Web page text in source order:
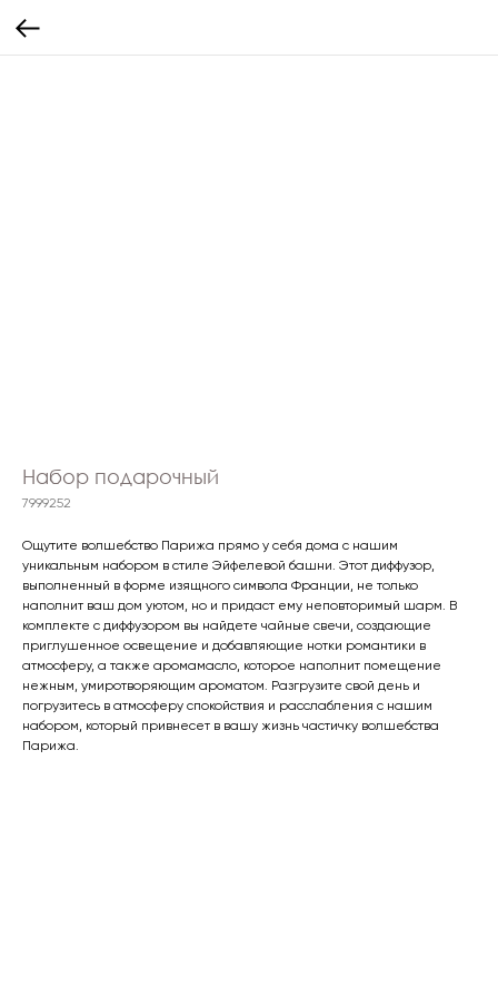
Набор подарочный
7999252
Ощутите волшебство Парижа прямо у себя дома с нашим
уникальным набором в стиле Эйфелевой башни. Этот диффузор,
выполненный в форме изящного символа Франции, не только
наполнит ваш дом уютом, но и придаст ему неповторимый шарм. В
комплекте с диффузором вы найдете чайные свечи, создающие
приглушенное освещение и добавляющие нотки романтики в
атмосферу, а также аромамасло, которое наполнит помещение
нежным, умиротворяющим ароматом. Разгрузите свой день и
погрузитесь в атмосферу спокойствия и расслабления с нашим
набором, который привнесет в вашу жизнь частичку волшебства
Парижа.